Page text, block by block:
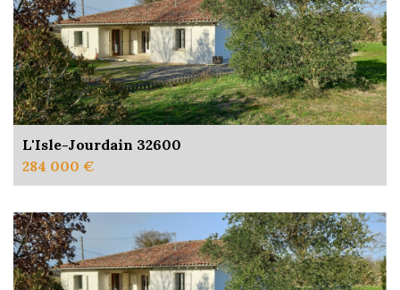
L'Isle-Jourdain 32600
284 000 €